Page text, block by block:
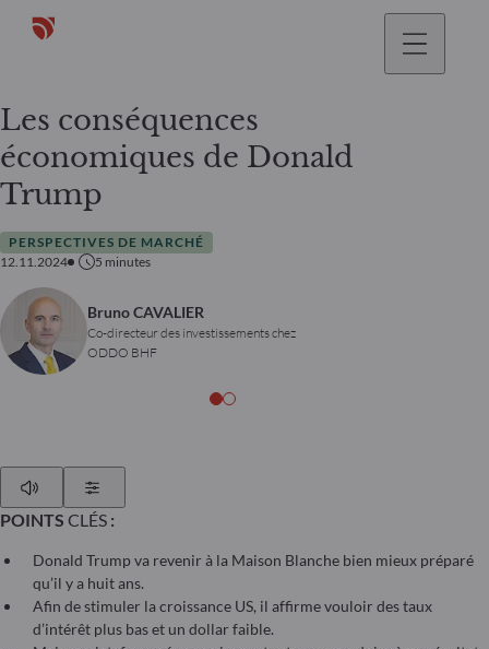
Les conséquences
économiques de Donald
Trump
PERSPECTIVES DE MARCHÉ
12.11.2024
5 minutes
Bruno CAVALIER
Co-directeur des investissements chez
ODDO BHF
POINTS CLÉS :
Donald Trump va revenir à la Maison Blanche bien mieux préparé
qu’il y a huit ans.
Afin de stimuler la croissance US, il affirme vouloir des taux
d’intérêt plus bas et un dollar faible.